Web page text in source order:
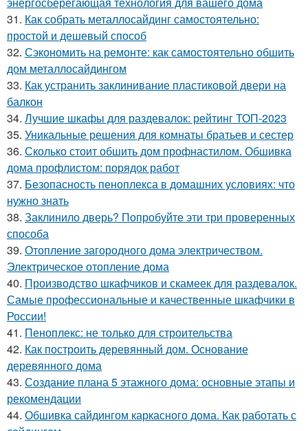
31. Как собрать металлосайдинг самостоятельно:
простой и дешевый способ
32. Сэкономить на ремонте: как самостоятельно обшить
дом металлосайдингом
33. Как устранить заклинивание пластиковой двери на
балкон
34. Лучшие шкафы для раздевалок: рейтинг ТОП-2023
35. Уникальные решения для комнаты братьев и сестер
36. Сколько стоит обшить дом профнастилом. Обшивка
дома профлистом: порядок работ
37. Безопасность пеноплекса в домашних условиях: что
нужно знать
38. Заклинило дверь? Попробуйте эти три проверенных
способа
39. Отопление загородного дома электричеством.
Электрическое отопление дома
40. Производство шкафчиков и скамеек для раздевалок.
Самые профессиональные и качественные шкафчики в
России!
41. Пеноплекс: не только для строительства
42. Как построить деревянный дом. Основание
деревянного дома
43. Создание плана 5 этажного дома: основные этапы и
рекомендации
44. Обшивка сайдингом каркасного дома. Как работать с